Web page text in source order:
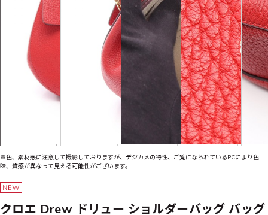
※色、素材感に注意して撮影しておりますが、デジカメの特性、ご覧になられているPCにより色
味、質感が異なって見える可能性がございます。
クロエ Drew ドリュー ショルダーバッグ バッグ